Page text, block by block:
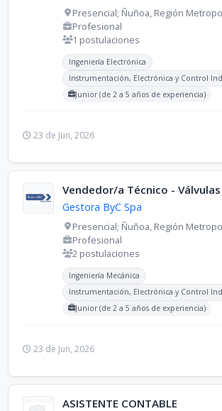
Presencial; Ñuñoa, Región
Profesional
1 postulaciones
Carreras buscadas:
Ingeniería Electrónica
Instrumentación, Electrónica y Control
Junior (de 2 a 5 años de experiencia)
23 de Jun, 2026
Vendedor/a Técnico -
Gestora ByC Spa
Presencial; Ñuñoa, Región
Profesional
2 postulaciones
Carreras buscadas:
Ingeniería Mecánica
Instrumentación, Electrónica y Control
Junior (de 2 a 5 años de experiencia)
23 de Jun, 2026
ASISTENTE CONTABLE